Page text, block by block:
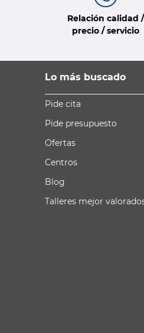
Relación calidad /
precio / servicio
Lo más buscado
Pide cita
Pide presupuesto
Ofertas
Centros
Blog
Talleres mejor